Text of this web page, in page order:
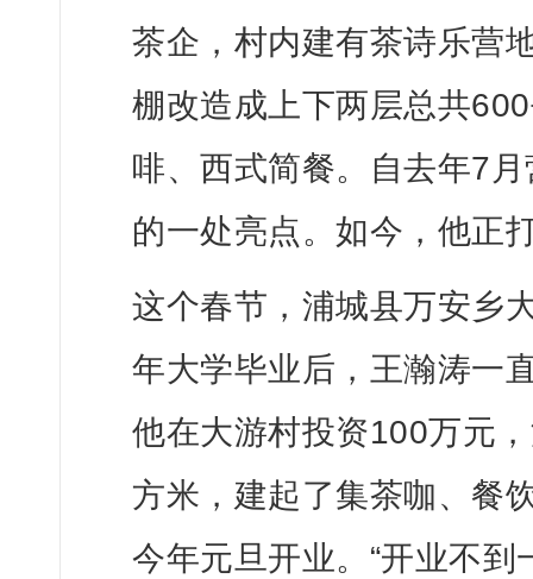
茶企，村内建有茶诗乐营
棚改造成上下两层总共
啡、西式简餐。自去年7
的一处亮点。如今，他正
这个春节，浦城县万安乡
年大学毕业后，王瀚涛一
他在大游村投资100万元
方米，建起了集茶咖、餐
今年元旦开业。“开业不